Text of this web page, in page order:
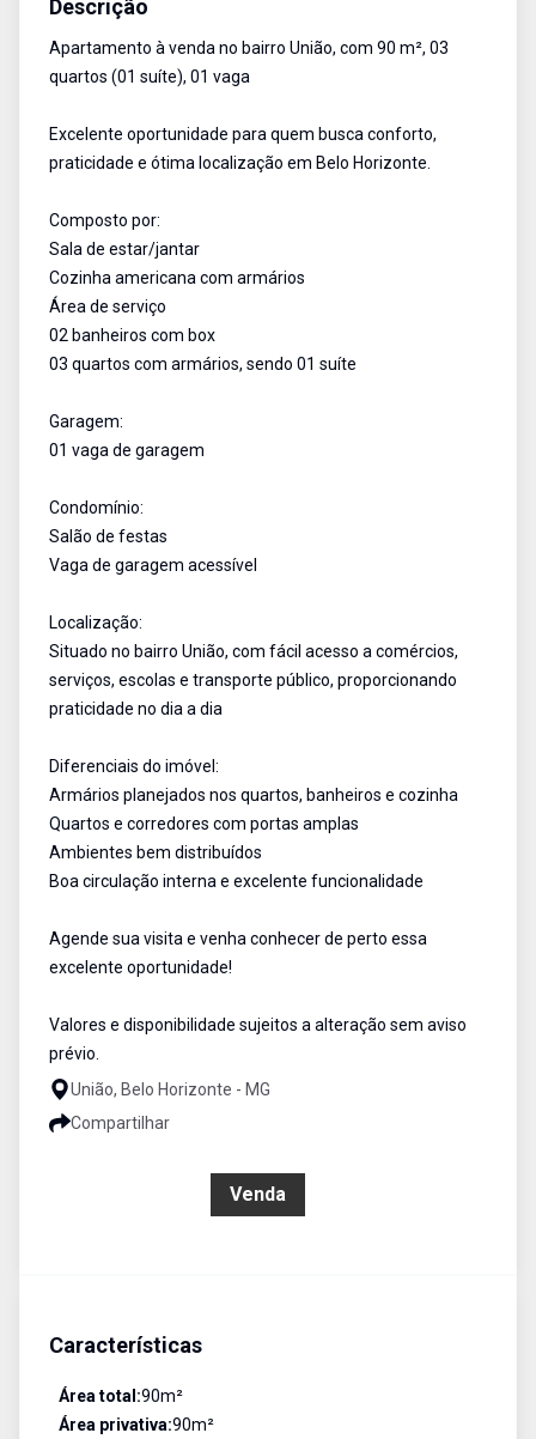
Descrição
Apartamento à venda no bairro União, com 90 m², 03
quartos (01 suíte), 01 vaga
Excelente oportunidade para quem busca conforto,
praticidade e ótima localização em Belo Horizonte.
Composto por:
Sala de estar/jantar
Cozinha americana com armários
Área de serviço
02 banheiros com box
03 quartos com armários, sendo 01 suíte
Garagem:
01 vaga de garagem
Condomínio:
Salão de festas
Vaga de garagem acessível
Localização:
Situado no bairro União, com fácil acesso a comércios,
serviços, escolas e transporte público, proporcionando
praticidade no dia a dia
Diferenciais do imóvel:
Armários planejados nos quartos, banheiros e cozinha
Quartos e corredores com portas amplas
Ambientes bem distribuídos
Boa circulação interna e excelente funcionalidade
Agende sua visita e venha conhecer de perto essa
excelente oportunidade!
Valores e disponibilidade sujeitos a alteração sem aviso
prévio.
União, Belo Horizonte - MG
Compartilhar
Venda
Características
Área total:90m²
Área privativa:90m²